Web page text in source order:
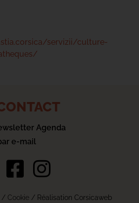
servizii/culture-
Agenda
e-mail
/ Cookie/ Réalisation Corsicaweb